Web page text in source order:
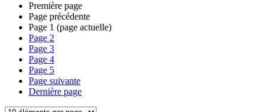
Première page
Page précédente
Page 1 (page actuelle)
Page 2
Page 3
Page 4
Page 5
Page suivante
Dernière page